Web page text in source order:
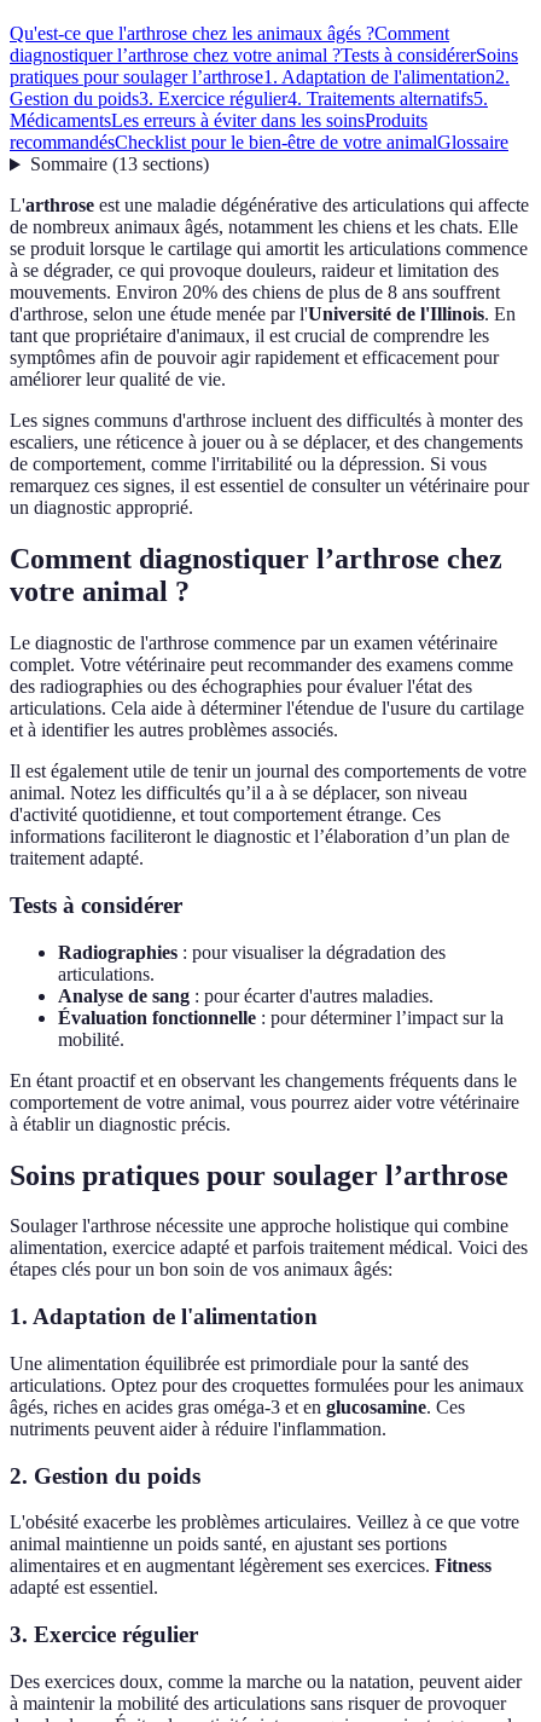
Qu'est-ce que l'arthrose chez les animaux âgés ?Comment
diagnostiquer l’arthrose chez votre animal ?Tests à considérerSoins
pratiques pour soulager l’arthrose1. Adaptation de l'alimentation2.
Gestion du poids3. Exercice régulier4. Traitements alternatifs5.
MédicamentsLes erreurs à éviter dans les soinsProduits
recommandésChecklist pour le bien-être de votre animalGlossaire
Sommaire(13 sections)
L'arthrose est une maladie dégénérative des articulations qui affecte
de nombreux animaux âgés, notamment les chiens et les chats. Elle
se produit lorsque le cartilage qui amortit les articulations commence
à se dégrader, ce qui provoque douleurs, raideur et limitation des
mouvements. Environ 20% des chiens de plus de 8 ans souffrent
d'arthrose, selon une étude menée par l'Université de l'Illinois. En
tant que propriétaire d'animaux, il est crucial de comprendre les
symptômes afin de pouvoir agir rapidement et efficacement pour
améliorer leur qualité de vie.
Les signes communs d'arthrose incluent des difficultés à monter des
escaliers, une réticence à jouer ou à se déplacer, et des changements
de comportement, comme l'irritabilité ou la dépression. Si vous
remarquez ces signes, il est essentiel de consulter un vétérinaire pour
un diagnostic approprié.
Comment diagnostiquer l’arthrose chez
votre animal ?
Le diagnostic de l'arthrose commence par un examen vétérinaire
complet. Votre vétérinaire peut recommander des examens comme
des radiographies ou des échographies pour évaluer l'état des
articulations. Cela aide à déterminer l'étendue de l'usure du cartilage
et à identifier les autres problèmes associés.
Il est également utile de tenir un journal des comportements de votre
animal. Notez les difficultés qu’il a à se déplacer, son niveau
d'activité quotidienne, et tout comportement étrange. Ces
informations faciliteront le diagnostic et l’élaboration d’un plan de
traitement adapté.
Tests à considérer
Radiographies : pour visualiser la dégradation des
articulations.
Analyse de sang : pour écarter d'autres maladies.
Évaluation fonctionnelle : pour déterminer l’impact sur la
mobilité.
En étant proactif et en observant les changements fréquents dans le
comportement de votre animal, vous pourrez aider votre vétérinaire
à établir un diagnostic précis.
Soins pratiques pour soulager l’arthrose
Soulager l'arthrose nécessite une approche holistique qui combine
alimentation, exercice adapté et parfois traitement médical. Voici des
étapes clés pour un bon soin de vos animaux âgés:
1. Adaptation de l'alimentation
Une alimentation équilibrée est primordiale pour la santé des
articulations. Optez pour des croquettes formulées pour les animaux
âgés, riches en acides gras oméga-3 et en glucosamine. Ces
nutriments peuvent aider à réduire l'inflammation.
2. Gestion du poids
L'obésité exacerbe les problèmes articulaires. Veillez à ce que votre
animal maintienne un poids santé, en ajustant ses portions
alimentaires et en augmentant légèrement ses exercices. Fitness
adapté est essentiel.
3. Exercice régulier
Des exercices doux, comme la marche ou la natation, peuvent aider
à maintenir la mobilité des articulations sans risquer de provoquer